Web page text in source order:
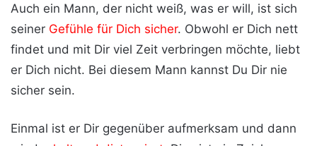
Auch ein Mann, der nicht weiß, was er will, ist sich
seiner Gefühle für Dich sicher. Obwohl er Dich nett
findet und mit Dir viel Zeit verbringen möchte, liebt
er Dich nicht. Bei diesem Mann kannst Du Dir nie
sicher sein.
Einmal ist er Dir gegenüber aufmerksam und dann